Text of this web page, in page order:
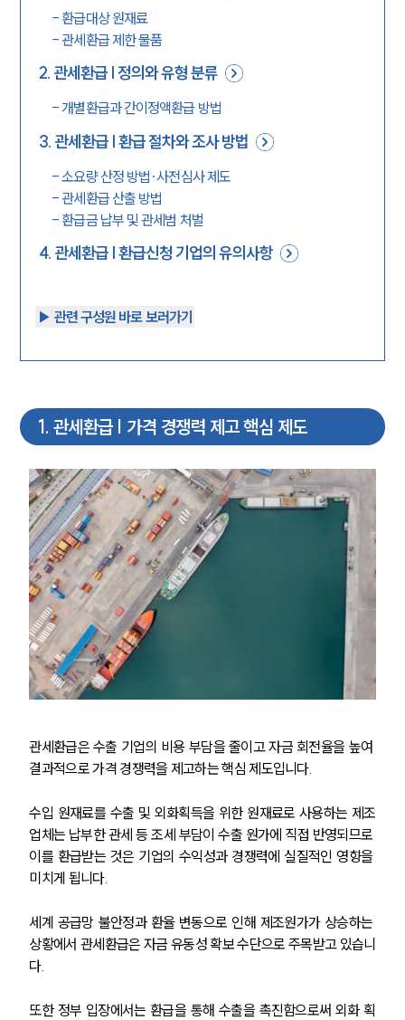
- 환급대상 원재료
-관세환급 제한 물품
2. 관세환급 | 정의와 유형 분류
-개별환급과 간이정액환급 방법
3. 관세환급 | 환급 절차와 조사 방법
-소요량 산정 방법·사전심사 제도
-관세환급 산출 방법
- 환급금 납부 및 관세범 처벌
4. 관세환급 | 환급신청 기업의 유의사항
▶︎ 관련 구성원 바로 보러가기
1. 관세환급 | 가격 경쟁력 제고 핵심 제도
관세환급은 수출 기업의 비용 부담을 줄이고 자금 회전율을 높여
결과적으로 가격 경쟁력을 제고하는 핵심 제도입니다.
수입 원재료를 수출 및 외화획득을 위한 원재료로 사용하는 제조
업체는 납부한 관세 등 조세 부담이 수출 원가에 직접 반영되므로
이를 환급받는 것은 기업의 수익성과 경쟁력에 실질적인 영향을
미치게 됩니다.
세계 공급망 불안정과 환율 변동으로 인해 제조원가가 상승하는
상황에서 관세환급은 자금 유동성 확보 수단으로 주목받고 있습니
다.
또한 정부 입장에서는 환급을 통해 수출을 촉진함으로써 외화 획